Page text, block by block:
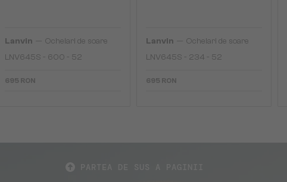
Lanvin
Ochelari de soare
LNV645S - 600 - 52
695 RON
Lanvin
Ochelari de soare
LNV645S - 234 - 52
695 RON